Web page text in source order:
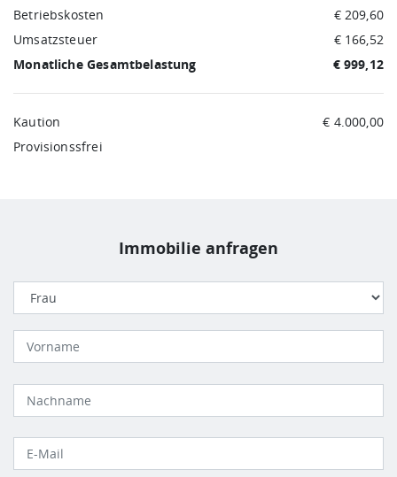
Betriebskosten
€ 209,60
Umsatzsteuer
€ 166,52
Monatliche Gesamtbelastung
€ 999,12
Kaution
€ 4.000,00
Provisionssfrei
Immobilie anfragen